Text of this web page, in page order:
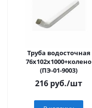
Труба водосточная
76х102х1000+колено
(ПЭ-01-9003)
216 руб./шт